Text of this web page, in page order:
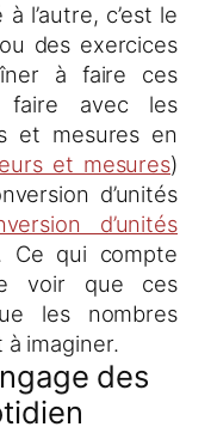
l’autre, c’est le
des exercices
à faire ces
faire avec les
et mesures en
et mesures)
d’unités
d’unités
Ce qui compte
voir que ces
les nombres
imaginer.
des